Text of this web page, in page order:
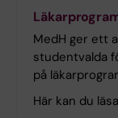
MedH ger ett
studentvalda
på
Här kan du